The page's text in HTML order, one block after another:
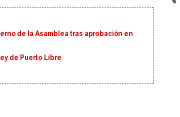
de la Asamblea tras aprobación en
de Puerto Libre
Un fuerte terremoto de magnitud
julio en la prefectura de Kumamoto,
al sur de Japón, provocando una